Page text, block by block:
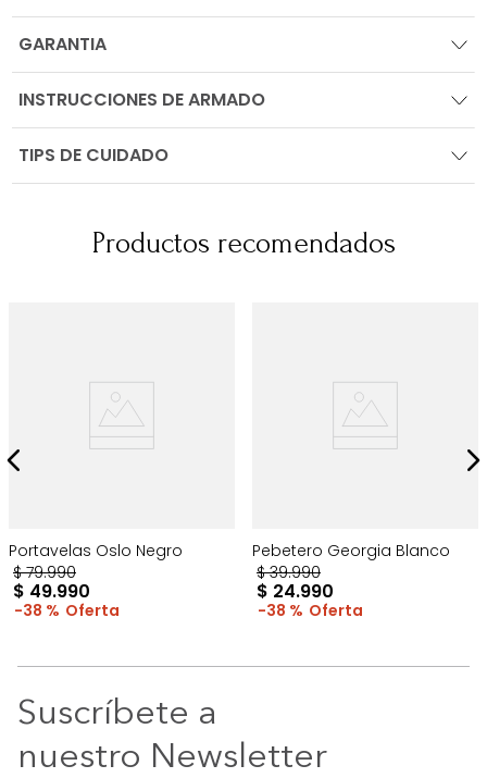
GARANTIA
INSTRUCCIONES DE ARMADO
TIPS DE CUIDADO
Productos recomendados
Portavelas Oslo Negro
$ 79.990
$ 49.990
38 %
Pebetero Georgia Blanco
$ 39.990
$ 24.990
38 %
Suscríbete a
nuestro Newsletter